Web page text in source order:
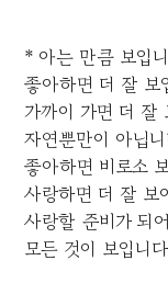
* 아는 만큼 보입
좋아하면 더 잘 보
가까이 가면 더 잘
자연뿐만이 아닙
좋아하면 비로소
사랑하면 더 잘 보
사랑할 준비가 되
모든 것이 보입니